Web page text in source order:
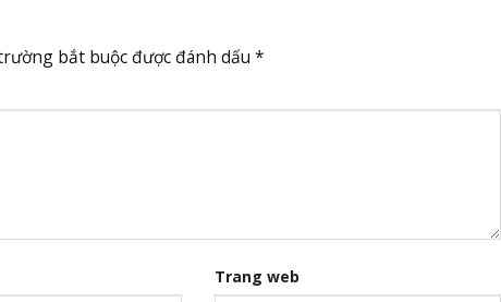
bắt buộc được đánh dấu *
Trang web